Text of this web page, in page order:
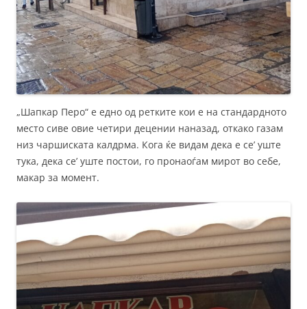
„Шапкар Перо“ е едно од ретките кои е на стандардното
место сиве овие четири децении наназад, откако газам
низ чаршиската калдрма. Кога ќе видам дека е се’ уште
тука, дека се’ уште постои, го пронаоѓам мирот во себе,
макар за момент.